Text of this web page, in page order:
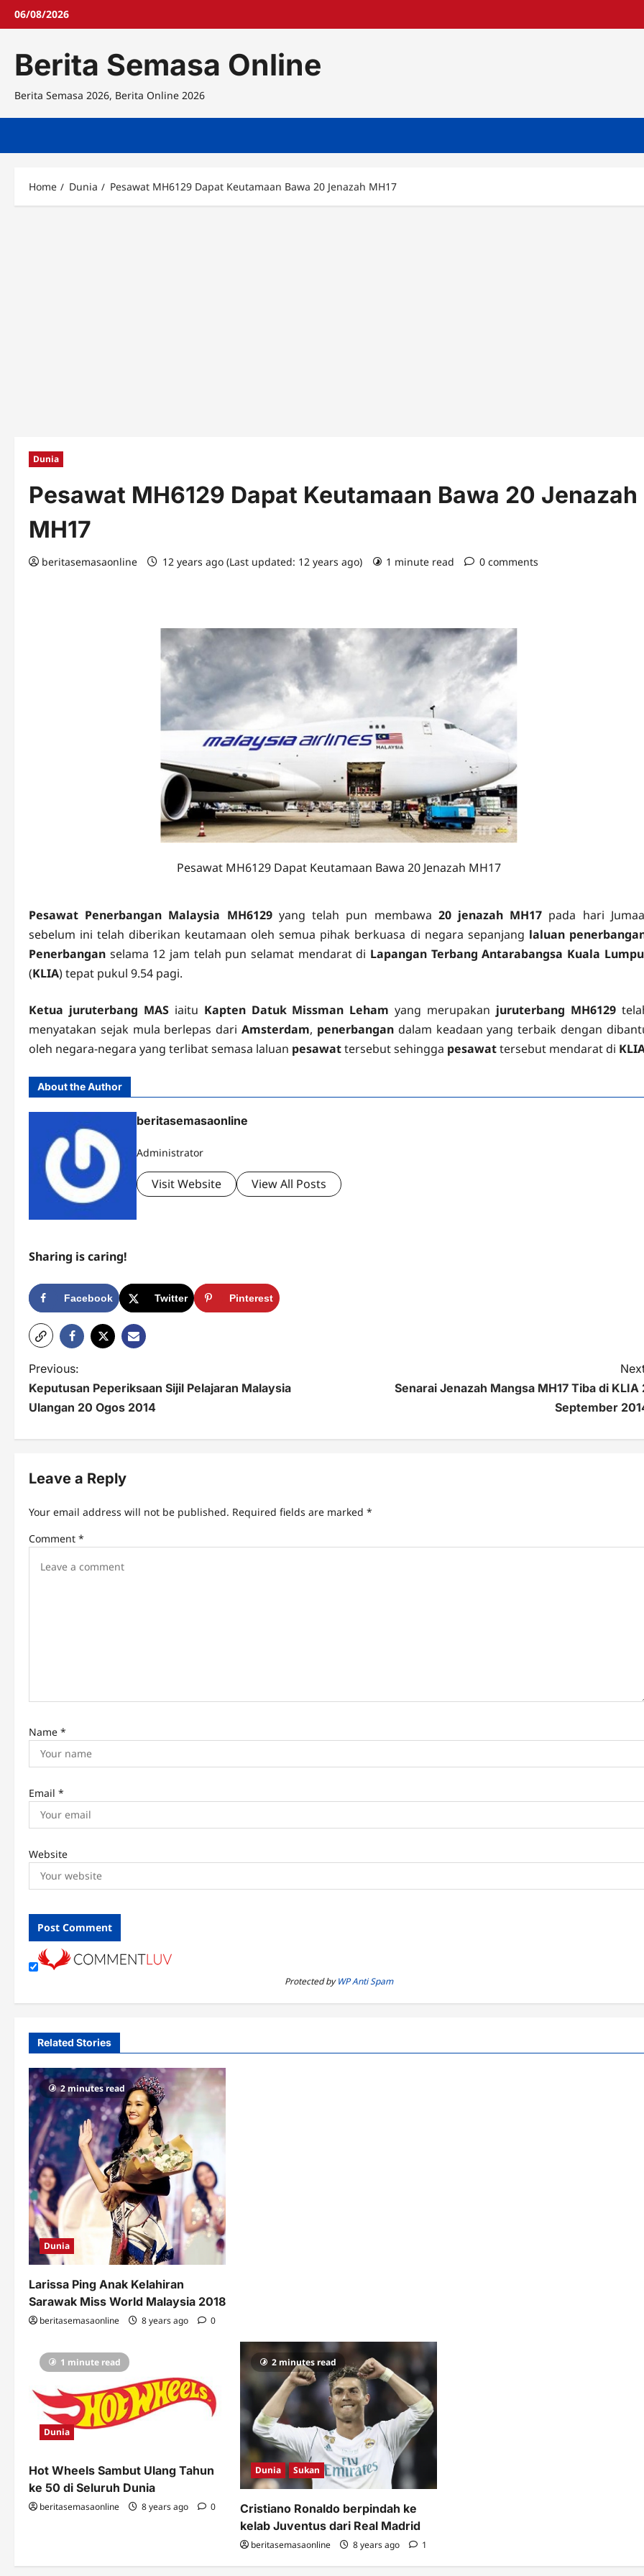
Skip06/08/2026
Berita Semasa Online
Berita Semasa 2026, Berita Online 2026
Home Dunia Pesawat MH6129 Dapat Keutamaan Bawa 20 Jenazah MH17
Dunia
Pesawat MH6129 Dapat Keutamaan Bawa 20 Jenazah
MH17
beritasemasaonline 12 years ago (Last updated: 12 years ago) 1 minute read 0 comments
Pesawat MH6129 Dapat Keutamaan Bawa 20 Jenazah MH17
Pesawat Penerbangan Malaysia MH6129yang telah pun membawa 20 jenazah MH17 pada hari
sebelum ini telah diberikan keutamaan oleh semua pihak berkuasa di negara sepanjang laluan
Penerbangan selama 12 jam telah pun selamat mendarat di Lapangan Terbang Antarabangsa Kuala
(KLIA) tepat pukul 9.54 pagi.
Ketua juruterbang MASiaitu Kapten Datuk Missman Leham yang merupakan juruterbang MH6129
menyatakan sejak mula berlepas dariAmsterdam, penerbangandalam keadaan yang terbaik dengan
oleh negara-negara yang terlibat semasa laluan pesawattersebut sehingga pesawattersebut mendarat di
About the Author
beritasemasaonline
Administrator
Visit Website View All Posts
Sharing is caring!
Facebook Twitter Pinterest
P
o
n
i
n
Previous:
Keputusan Peperiksaan Sijil Pelajaran Malaysia
Ulangan 20 Ogos 2014
Senarai Jenazah Mangsa MH17 Tiba di KLIA
September
Leave a Reply
Your email address will not be published. Required fields are marked *
Comment *
Name *
Email *
Website
Protected byWP Anti Spam
Related Stories
2 minutes read
Dunia
Larissa Ping Anak Kelahiran
Sarawak Miss World Malaysia 2018
beritasemasaonline 8 years ago 0
1 minute read
Dunia
Hot Wheels Sambut Ulang Tahun
ke 50 di Seluruh Dunia
beritasemasaonline 8 years ago 0
2 minutes read
Dunia Sukan
Cristiano Ronaldo berpindah ke
kelab Juventus dari Real Madrid
beritasemasaonline 8 years ago 1